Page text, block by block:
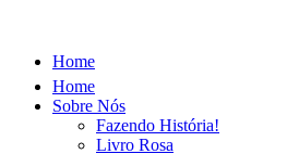
Home
Home
Sobre Nós
Fazendo História!
Livro Rosa